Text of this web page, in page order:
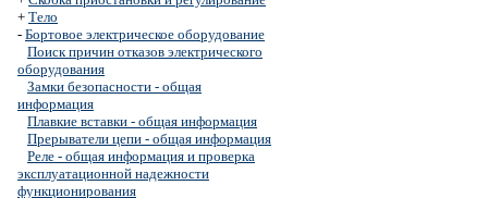
+ Тело
- Бортовое электрическое оборудование
Поиск причин отказов электрического
оборудования
Замки безопасности - общая
информация
Плавкие вставки - общая информация
Прерыватели цепи - общая информация
Реле - общая информация и проверка
эксплуатационной надежности
функционирования